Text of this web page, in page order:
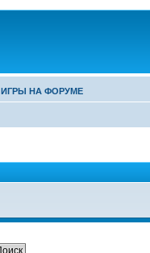
ИГРЫ НА ФОРУМЕ